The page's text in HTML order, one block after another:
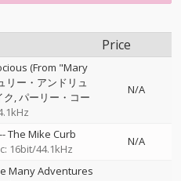
Price
(From "Mary
リー・アンドリュ
ク パーリー・コー
N/A
--The Mike Curb
16bit/44.1kHz
N/A
Many Adventures